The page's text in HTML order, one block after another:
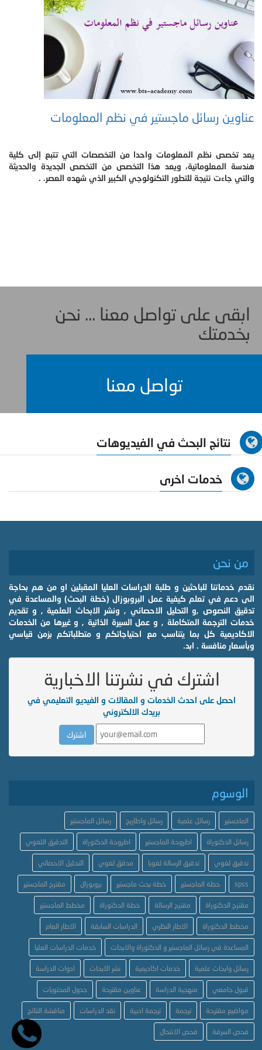
عناوين رسائل ماجستير في نظم المعلومات
يعد تخصص نظم المعلومات واحدا من التخصصات التي تتبع إلى كلية
هندسة المعلوماتية، ويعد هذا التخصص من التخصص الجديدة والحديثة
والتي جاءت نتيجة للتطور التكنولوجي الكبير الذي شهده العصر. .
ابقى على تواصل معنا ... نحن
بخدمتك
تواصل معنا
نتائج البحث في الفيديوهات
خدمات اخرى
من نحن
نقدم خدماتنا للباحثين و طلبة الدراسات العليا المقبلين او من هم بحاجة
الى دعم في تعلم كيفية عمل البروبوزال (خطة البحث) والمساعدة في
تدقيق النصوص ,و التحليل الاحصائي , ونشر الابحاث العلمية , و تقديم
خدمات الترجمة المتكاملة , و عمل السيرة الذاتية , و غيرها من الخدمات
الاكاديمية كل بما يتناسب مع احتياجاتكم و متطلباتكم بزمن قياسي
وبأسعار منافسة . ابد.
اشترك في نشرتنا الاخبارية
احصل على احدث الخدمات و المقالات و الفيديو التعليمي في
بريدك الالكتروني
الوسوم
الماجستير رسائل علمية رسائل واطاريح رسائل الماجستير
رسائل الدكتوراة اطروحة الماجستير اطروحة الدكتوراة التدقيق اللغوي
تدقيق لغوي تدقيق الرسالة لغويا مدقق لغوي التحليل الاحصائي
spss خطة الماجستير خطة بحث ماجستير بروبوزال مقترح الماجستير
مقترح الدكتوراة مقترح الرسالة خطة الدكتوراة مخطط الماجستير
مخطط الدكتوراة الاطار النظري الدراسات السابقة الاطار العام
المساعدة في رسائل الماجستير و الدكتوراة والابحاث خدمات الدراسات العليا
رسائل وابحاث علمية خدمات اكاديمية نشر الابحاث ادوات الدراسة
قبول جامعي منهجية الدراسة عناوين مقترحة جدول المحتويات
مواضيع مقترحة ترجمة ترجمة ادبية نقد الدراسات مناقشة النتائج
فحص السرقة فحص الانتحال